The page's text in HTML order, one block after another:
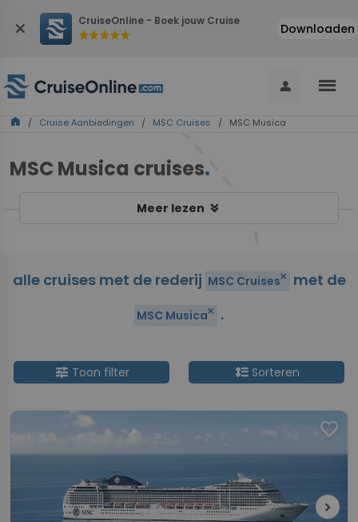
close CruiseOnline - Boek jouw Cruise
starstarstarstarstar Downloaden
person menu
home / Cruise Aanbiedingen / MSC Cruises / MSC Musica
MSC Musica cruises.
Meer lezen keyboard_double_arrow_down
alle cruises met de rederij MSC Cruisesclose met de
MSC Musicaclose .
tune Toon filter format_line_spacingSorteren
favorite
chevron_right